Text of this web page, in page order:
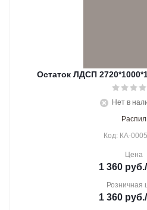
Остаток ЛДСП
Нет в
Распил
Код: КА-
Цена
1 360 руб.
Розничная
1 360 руб.